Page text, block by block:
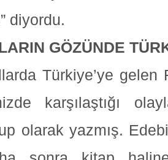
diyordu.
GÖZÜNDE
Türkiye’ye gelen
karşılaştığı
olarak yazmış.